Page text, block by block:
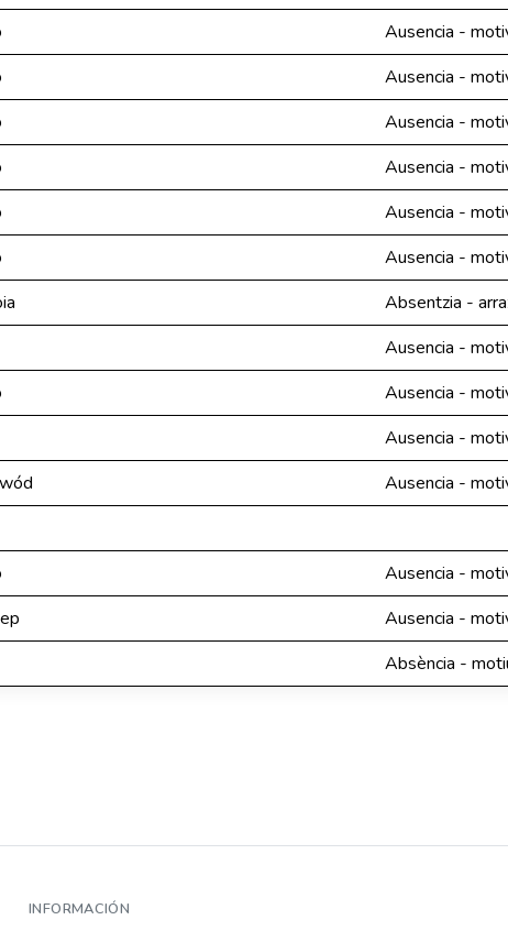
Ausencia -
Ausencia -
Ausencia -
Ausencia -
Ausencia -
Ausencia -
Absentzia -
Ausencia -
Ausencia -
Ausencia -
Ausencia -
Ausencia -
Ausencia -
Absència -
INFORMACIÓN